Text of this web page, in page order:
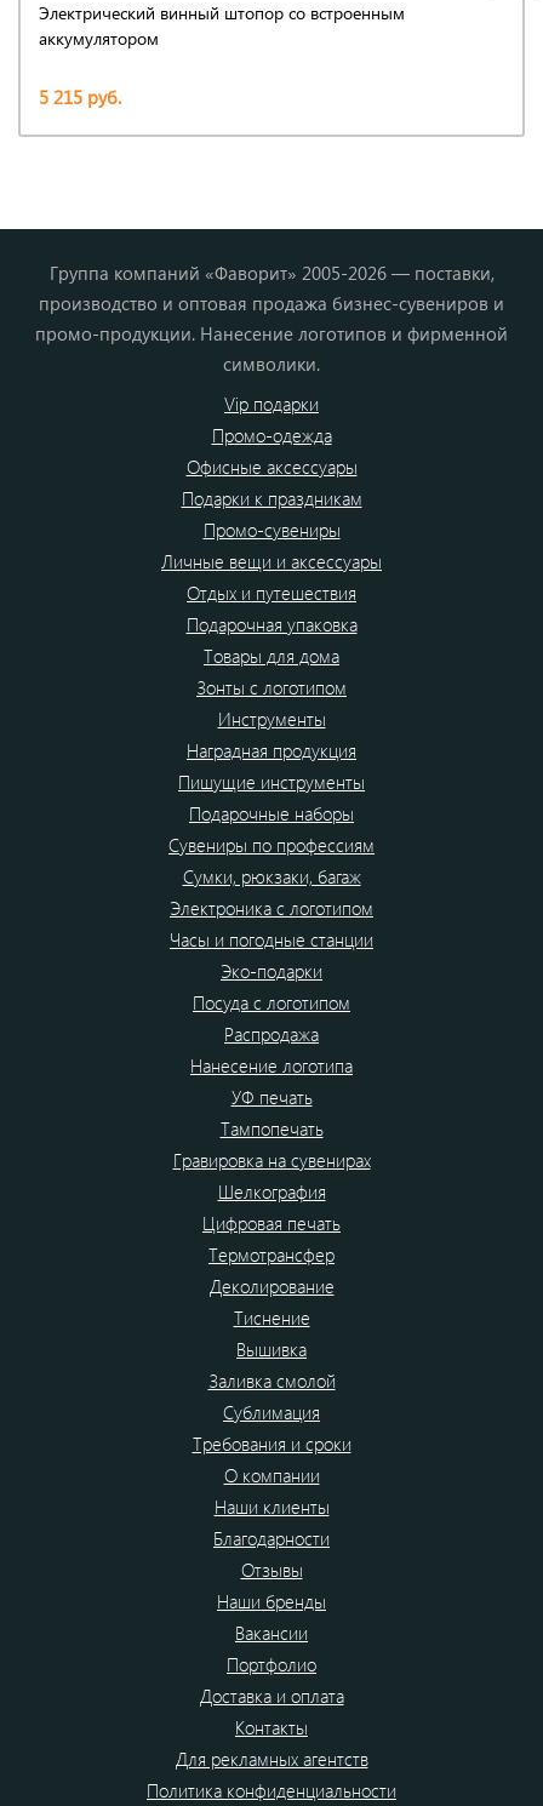
Электрический винный штопор со встроенным
аккумулятором
5 215 руб.
Группа компаний «Фаворит» 2005-2026 — поставки,
производство и оптовая продажа бизнес-сувениров и
промо-продукции. Нанесение логотипов и фирменной
символики.
Vip подарки
Промо-одежда
Офисные аксессуары
Подарки к праздникам
Промо-сувениры
Личные вещи и аксессуары
Отдых и путешествия
Подарочная упаковка
Товары для дома
Зонты с логотипом
Инструменты
Наградная продукция
Пишущие инструменты
Подарочные наборы
Сувениры по профессиям
Сумки, рюкзаки, багаж
Электроника с логотипом
Часы и погодные станции
Эко-подарки
Посуда с логотипом
Распродажа
Нанесение логотипа
УФ печать
Тампопечать
Гравировка на сувенирах
Шелкография
Цифровая печать
Термотрансфер
Деколирование
Тиснение
Вышивка
Заливка смолой
Сублимация
Требования и сроки
О компании
Наши клиенты
Благодарности
Отзывы
Наши бренды
Вакансии
Портфолио
Доставка и оплата
Контакты
Для рекламных агентств
Политика конфиденциальности